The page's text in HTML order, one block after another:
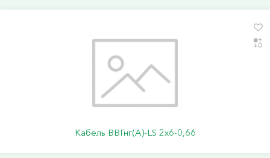
Кабель ВВГнг(А)-LS 2х6-0,66